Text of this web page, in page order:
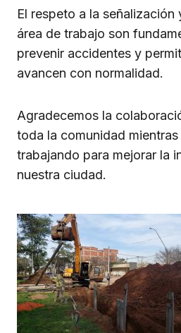
El respeto a la señalización
área de trabajo son
prevenir accidentes y
avancen con normalidad.
Agradecemos la
toda la comunidad
trabajando para mejorar la
nuestra ciudad.